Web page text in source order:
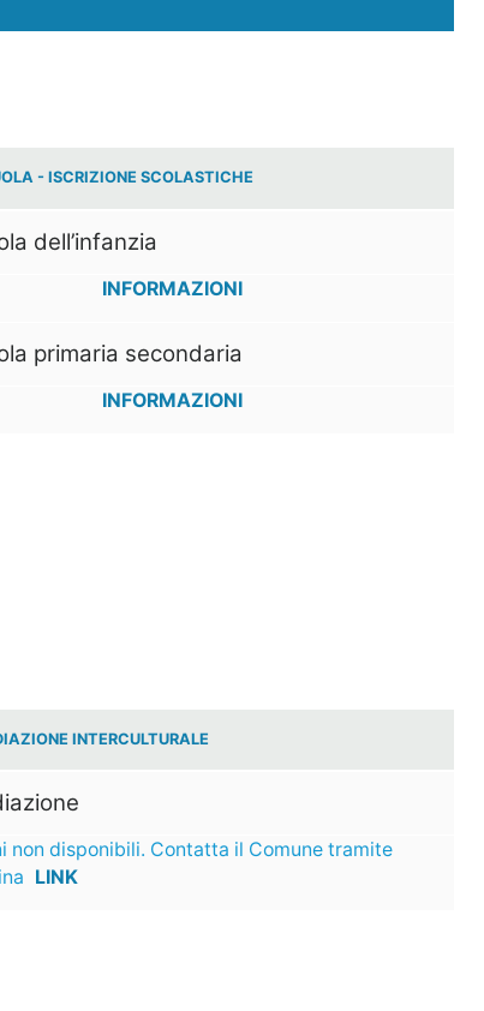
- ISCRIZIONE SCOLASTICHE
dell’infanzia
INFORMAZIONI
primaria secondaria
INFORMAZIONI
INTERCULTURALE
non disponibili. Contatta il Comune tramite
LINK